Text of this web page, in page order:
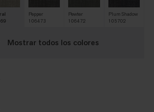
Pepper
106473
Pewter
106472
Plum Shadow
105702
Mostrar todos los colores